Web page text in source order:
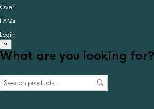
Over
FAQs
Login
×
What are you looking for?